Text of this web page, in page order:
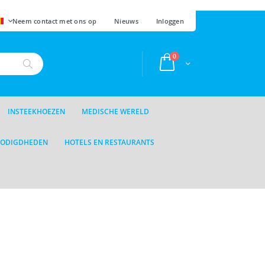
Neem contact met ons op Nieuws Inloggen
Cart
0producten
INSTEEKHOEZEN MEDISCHE WERELD
HOTELS EN RESTAURANTS